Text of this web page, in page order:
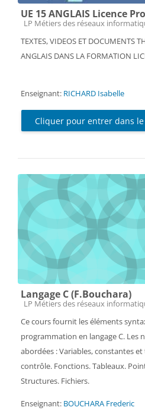
UE 15 ANGLAIS Licence
Catégorie de cours
LP Métiers des réseaux
TEXTES, VIDEOS ET DOCUMENTS
ANGLAIS DANS LA FORMATION
Enseignant: RICHARD Isabelle
Cliquer pour entrer dans le
Langage C (F.Bouchara)
Catégorie de cours
LP Métiers des réseaux
Ce cours fournit les éléments
programmation en langage C. Les
abordées : Variables, constantes
contrôle. Fonctions. Tableaux.
Structures. Fichiers.
Enseignant: BOUCHARA Frederic